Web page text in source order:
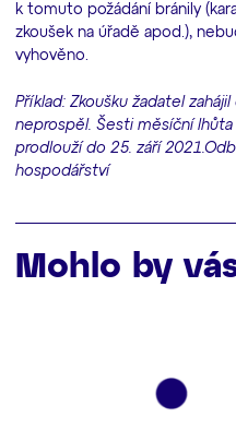
k tomuto požádání bránily
zkoušek na úřadě apod.),
vyhověno.
Příklad: Zkoušku žadatel
neprospěl. Šesti měsíční
prodlouží do 25. září 2021.
hospodářství
Mohlo by